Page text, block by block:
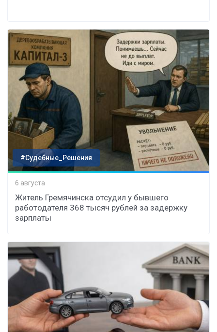
#Судебные_Решения
6 августа
Житель Гремячинска отсудил у бывшего
работодателя 368 тысяч рублей за задержку
зарплаты